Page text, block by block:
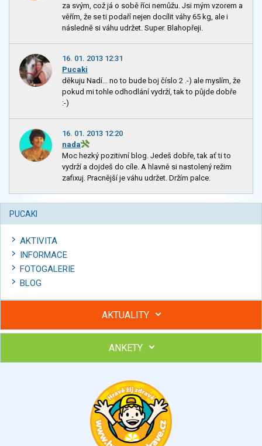
za svým, což já o sobě říci nemůžu. Jsi mým vzorem a
věřím, že se ti podaří nejen docílit váhy 65 kg, ale i
následně si váhu udržet. Super. Blahopřeji.
16. 01. 2013 12:31
Pucaki
děkuju Nadí... no to bude boj číslo 2 .-) ale myslím, že
pokud mi tohle odhodlání vydrží, tak to půjde dobře
:-)
16. 01. 2013 12:20
nada
Moc hezký pozitivní blog. Jedeš dobře, tak ať ti to
vydrží a dojdeš do cíle. A hlavně si nastolený režim
zafixuj. Pracnější je váhu udržet. Držím palce.
PUCAKI
AKTIVITA
INFORMACE
FOTOGALERIE
BLOG
AKTUALITY
Hubněte s podporou lektorky a skupiny v kurzech STOBu
Chcete poradit s hubnutím? Najděte si odborníka STOBu ve
ANKETY